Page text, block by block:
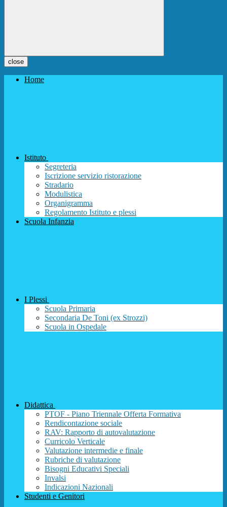
close
Home
Istituto
Segreteria
Iscrizione servizio ristorazione
Stradario
Modulistica
Organigramma
Regolamento Istituto e plessi
Scuola Infanzia
I Plessi
Scuola Primaria
Secondaria De Toni (ex Strozzi)
Scuola in Ospedale
Didattica
PTOF - Piano Triennale Offerta Formativa
Rendicontazione sociale
RAV: Rapporto di autovalutazione
Curricolo Verticale
Valutazione intermedie e finale
Rubriche di valutazione
Bisogni Educativi Speciali
Invalsi
Indicazioni Nazionali
Studenti e Genitori